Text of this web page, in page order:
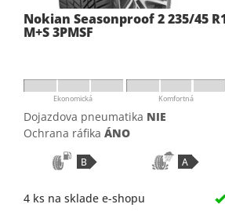
Nokian Seasonproof 2 235/45
M+S 3PMSF
Ekonomická Komfortná
Dojazdova pneumatika NIE
Ochrana ráfika ÁNO
B A
4 ks na sklade e-shopu